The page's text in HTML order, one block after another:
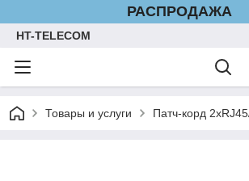
РАСПРОДАЖА
HT-TELECOM
Товары и услуги Патч-корд